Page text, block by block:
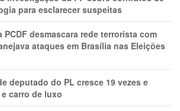
para esclarecer suspeitas
PCDF desmascara rede terrorista com
ataques em Brasília nas Eleições
deputado do PL cresce 19 vezes e
carro de luxo